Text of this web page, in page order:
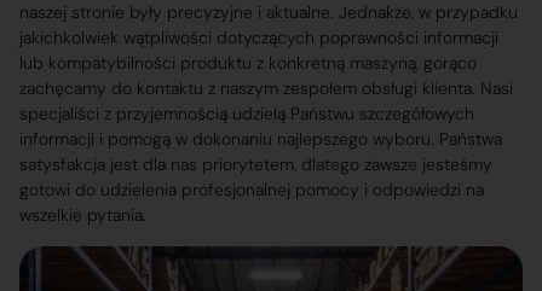
naszej stronie były precyzyjne i aktualne. Jednakże, w przypadku
jakichkolwiek wątpliwości dotyczących poprawności informacji
lub kompatybilności produktu z konkretną maszyną, gorąco
zachęcamy do kontaktu z naszym zespołem obsługi klienta. Nasi
specjaliści z przyjemnością udzielą Państwu szczegółowych
informacji i pomogą w dokonaniu najlepszego wyboru. Państwa
satysfakcja jest dla nas priorytetem, dlatego zawsze jesteśmy
gotowi do udzielenia profesjonalnej pomocy i odpowiedzi na
wszelkie pytania.